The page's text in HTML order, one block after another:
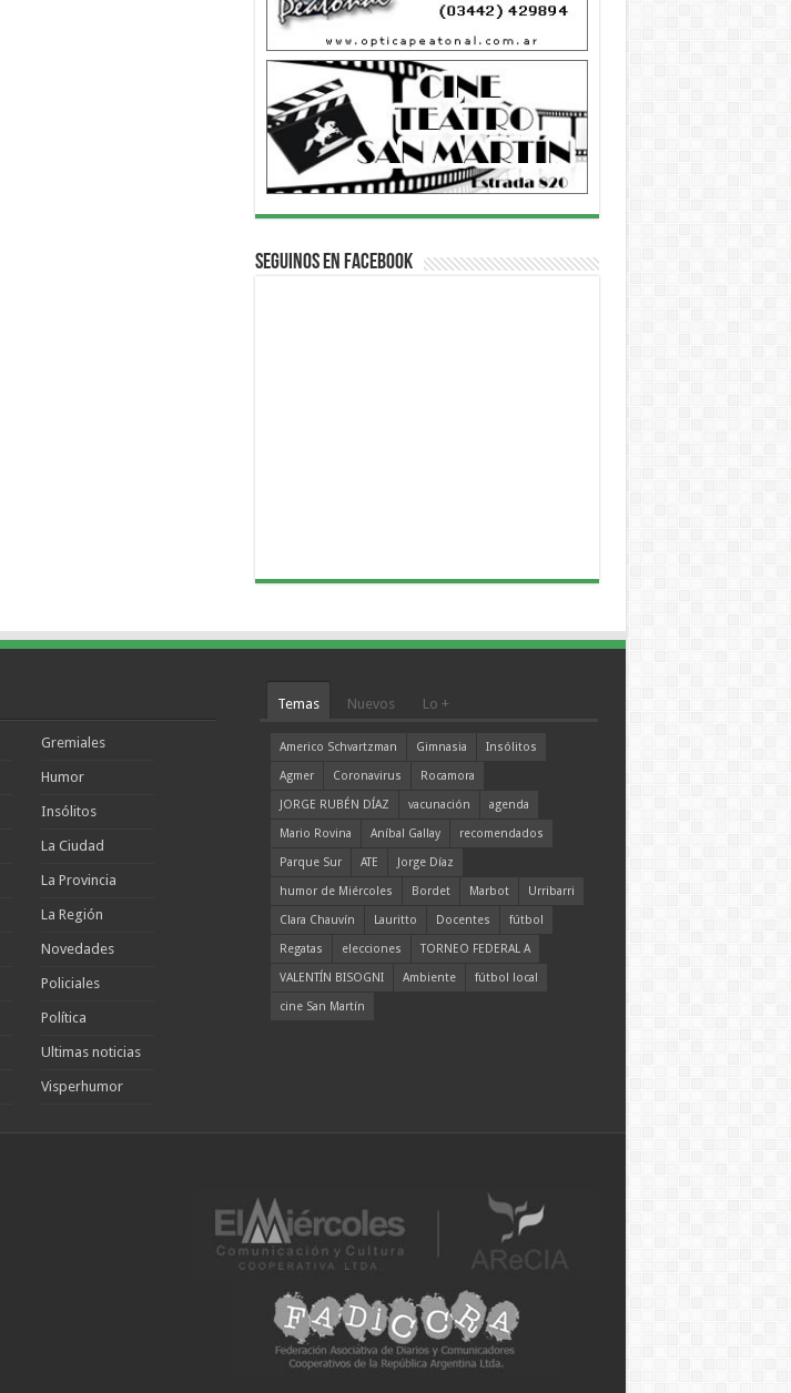
Seguinos en Facebook
Gremiales
Humor
Insólitos
La Ciudad
La Provincia
La Región
Novedades
Policiales
Política
Ultimas noticias
Visperhumor
Temas Nuevos Lo +
Americo Schvartzman Gimnasia
Insólitos
Agmer
Coronavirus
Rocamora
JORGE RUBÉN DÍAZ
vacunación
agenda
Mario Rovina
Aníbal Gallay
recomendados
Parque Sur
ATE
Jorge Díaz
humor de Miércoles
Bordet Marbot
Urribarri
Clara Chauvín
Lauritto Docentes
fútbol
Regatas
elecciones
TORNEO FEDERAL A
VALENTÍN BISOGNI
Ambiente
fútbol local
cine San Martín